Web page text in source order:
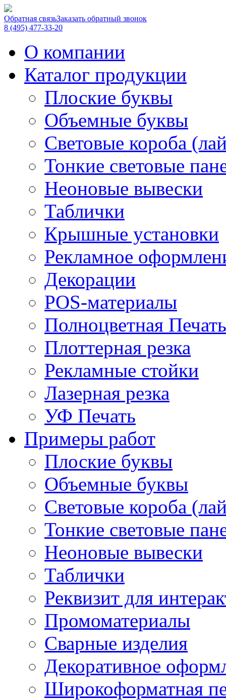
Обратная связьЗаказать обратный звонок
8 (495) 477-33-20
О компании
Каталог продукции
Плоские буквы
Объемные буквы
Световые короба
Тонкие световые
Неоновые вывески
Таблички
Крышные установки
Рекламное
Декорации
POS-материалы
Полноцветная Печать
Плоттерная резка
Рекламные стойки
Лазерная резка
УФ Печать
Примеры работ
Плоские буквы
Объемные буквы
Световые короба
Тонкие световые
Неоновые вывески
Таблички
Реквизит для
Промоматериалы
Сварные изделия
Декоративное
Широкоформатная